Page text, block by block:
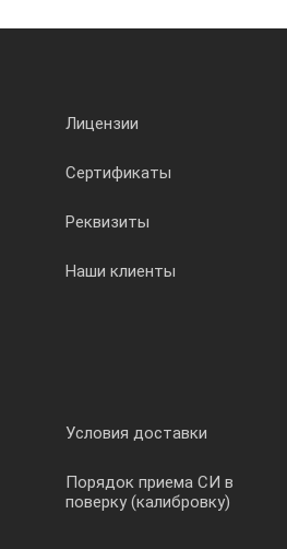
нагрузки без дозаправ (ч)
Лицензии
Сертификаты
Реквизиты
Наши клиенты
Условия доставки
Порядок приема СИ в
поверку (калибровку)